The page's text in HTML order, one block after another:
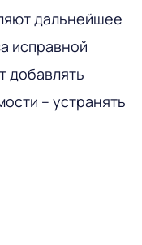
дальнейшее
исправной
добавлять
– устранять